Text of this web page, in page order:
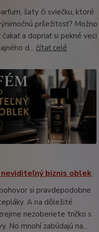
šaty či sviečku, ktoré
príležitosť? Možno
a dopriať si pekné veci
d... čítať celé
biznis oblek
si pravdepodobne
A na dôležité
nezoberiete tričko s
No mnohí zabúdajú na...